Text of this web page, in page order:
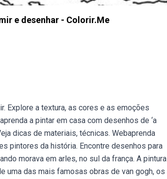
e desenhar - Colorir.Me
Explore a textura, as cores e as emoções
a pintar em casa com desenhos de ‘a
dicas de materiais, técnicas. Webaprenda
pintores da história. Encontre desenhos para
morava em arles, no sul da frança. A pintura
uma das mais famosas obras de van gogh, os